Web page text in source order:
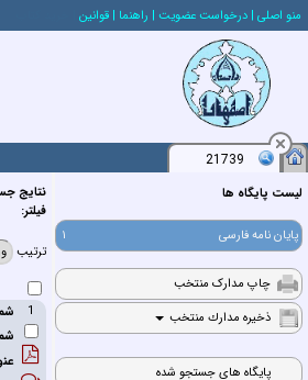
منو اصلي | درخواست عضويت | راهنما | قوانين
21739